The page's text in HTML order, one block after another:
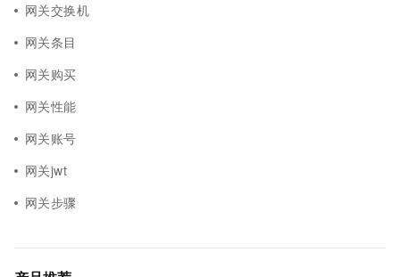
网关交换机
网关条目
网关购买
网关性能
网关账号
网关jwt
网关步骤